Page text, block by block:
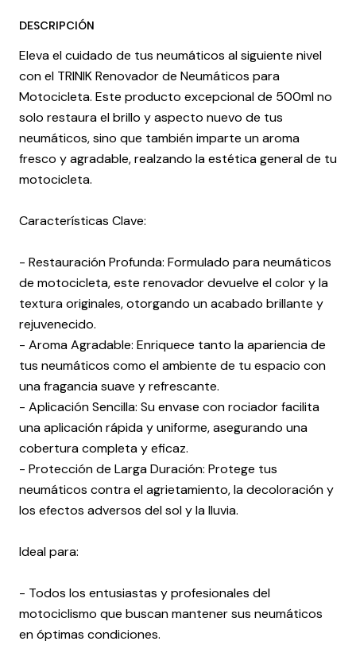
DESCRIPCIÓN
Eleva el cuidado de tus neumáticos al siguiente nivel
con el TRINIK Renovador de Neumáticos para
Motocicleta. Este producto excepcional de 500ml no
solo restaura el brillo y aspecto nuevo de tus
neumáticos, sino que también imparte un aroma
fresco y agradable, realzando la estética general de tu
motocicleta.
Características Clave:
- Restauración Profunda: Formulado para neumáticos
de motocicleta, este renovador devuelve el color y la
textura originales, otorgando un acabado brillante y
rejuvenecido.
- Aroma Agradable: Enriquece tanto la apariencia de
tus neumáticos como el ambiente de tu espacio con
una fragancia suave y refrescante.
- Aplicación Sencilla: Su envase con rociador facilita
una aplicación rápida y uniforme, asegurando una
cobertura completa y eficaz.
- Protección de Larga Duración: Protege tus
neumáticos contra el agrietamiento, la decoloración y
los efectos adversos del sol y la lluvia.
Ideal para:
- Todos los entusiastas y profesionales del
motociclismo que buscan mantener sus neumáticos
en óptimas condiciones.